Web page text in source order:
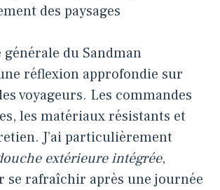
des paysages
générale du Sandman
réflexion approfondie sur
voyageurs. Les commandes
les matériaux résistants et
J’ai particulièrement
extérieure intégrée,
se rafraîchir après une journée